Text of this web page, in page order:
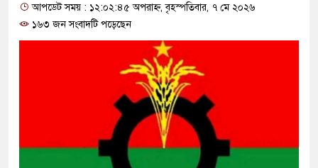
আপডেট সময় : ১২:০২:৪৫ অপরাহ্ন, বৃহস্পতিবার, ৭ মে ২০২৬
১৬৩ জন সংবাদটি পড়েছেন